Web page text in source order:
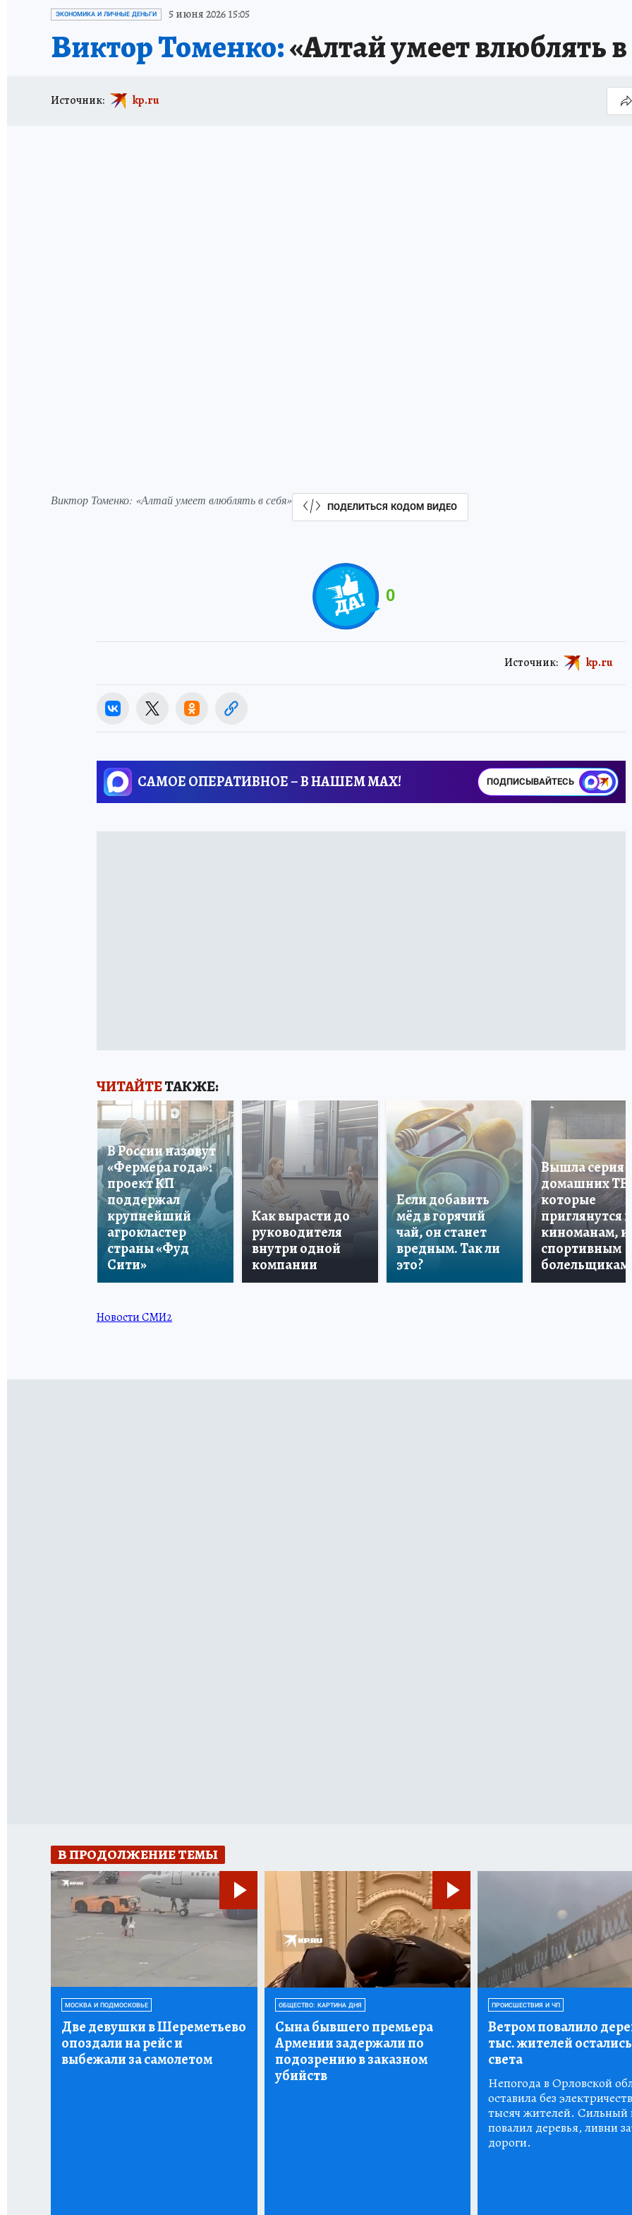
ИСПЫТАНО НА СЕБЕ
ЭКОНОМИКА И ЛИЧНЫЕ ДЕНЬГИ 5 июня 2026 15:05
Виктор Томенко:«Алтай умеет влюблять в
Источник: kp.ru
Виктор Томенко: «Алтай умеет влюблять в себя» ПОДЕЛИТЬСЯ КОДОМ ВИДЕО
0
Источник: kp.ru
САМОЕ ОПЕРАТИВНОЕ – В НАШЕМ MAX! ПОДПИСЫВАЙТЕСЬ
ЧИТАЙТЕТАКЖЕ:
В России назовут
«Фермера года»:
проект КП
поддержал
крупнейший
агрокластер
страны «Фуд
Сити»
Как вырасти до
руководителя
внутри одной
компании
Если добавить
мёд в горячий
чай, он станет
вредным. Так ли
это?
Вышла серия
домашних ТВ,
которые
приглянутся и
киноманам, и
спортивным
болельщикам
Новости СМИ2
В ПРОДОЛЖЕНИЕ ТЕМЫ
МОСКВА И ПОДМОСКОВЬЕ
Две девушки в Шереметьево
опоздали на рейс и
выбежали за самолетом
ОБЩЕСТВО: КАРТИНА ДНЯ
Сына бывшего премьера
Армении задержали по
подозрению в заказном
убийств
ПРОИСШЕСТВИЯ И ЧП
Ветром повалило
тыс.жителей
света
Непогода в Орловской
оставила без
тысяч жителей. Сильный
повалил деревья, ливни
дороги.